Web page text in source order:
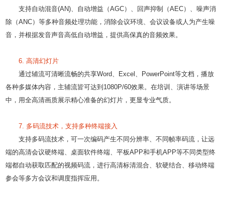
支持自动混音(AN)、自动增益（AGC）、回声抑制（AEC）、噪声消
除（ANC）等多种音频处理功能，消除会议环境、会议设备或人为产生噪
音，并根据发音声音高低自动增益，提供高保真的音频效果。
6. 高清幻灯片
通过辅流可清晰流畅的共享Word、Excel、PowerPoint等文档，播放
各种多媒体内容，主辅流皆可达到1080P/60效果。在培训、演讲等场景
中，用全高清画质展示精心准备的幻灯片，更显专业气质。
7. 多码流技术，支持多种终端接入
支持多码流技术，可一次编码产生不同分辨率、不同帧率码流，让远
端的高清会议硬终端、桌面软件终端、平板APP和手机APP等不同类型终
端都自动获取匹配的视频码流，进行高清标清混合、软硬结合、移动终端
参会等多方会议和调度指挥应用。